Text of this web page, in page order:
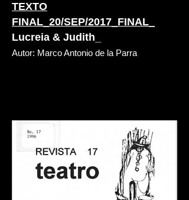
TEXTO
FINAL_20/SEP/2017_FINAL_
Lucreia & Judith_
Autor: Marco Antonio de la Parra